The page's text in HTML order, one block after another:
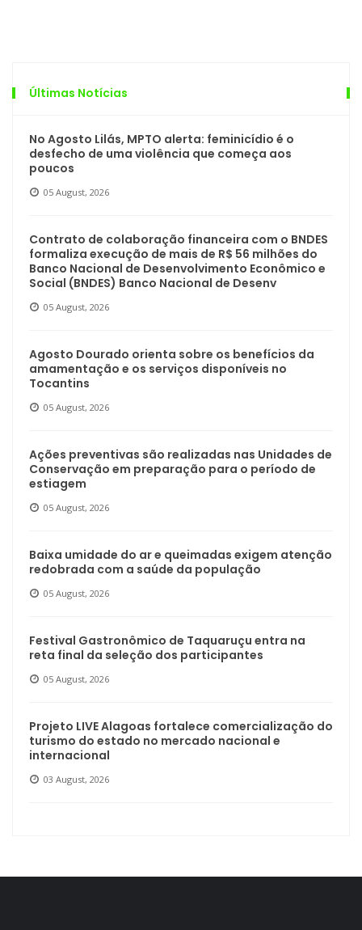
Últimas Notícias
No Agosto Lilás, MPTO alerta: feminicídio é o
desfecho de uma violência que começa aos
poucos
05 August, 2026
Contrato de colaboração financeira com o BNDES
formaliza execução de mais de R$ 56 milhões do
Banco Nacional de Desenvolvimento Econômico e
Social (BNDES) Banco Nacional de Desenv
05 August, 2026
Agosto Dourado orienta sobre os benefícios da
amamentação e os serviços disponíveis no
Tocantins
05 August, 2026
Ações preventivas são realizadas nas Unidades de
Conservação em preparação para o período de
estiagem
05 August, 2026
Baixa umidade do ar e queimadas exigem atenção
redobrada com a saúde da população
05 August, 2026
Festival Gastronômico de Taquaruçu entra na
reta final da seleção dos participantes
05 August, 2026
Projeto LIVE Alagoas fortalece comercialização do
turismo do estado no mercado nacional e
internacional
03 August, 2026